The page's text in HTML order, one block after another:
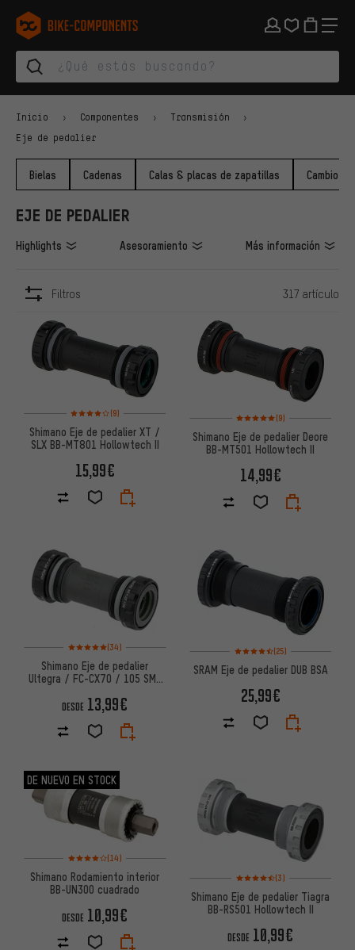
Saltar a la navegación principal
Saltar a la navegación de categorías
Saltar al contenido
Saltar a marcas y al boletín
Saltar al pie de página
bike-components.de Página de inicio
Inicio Componentes Transmisión
Eje de pedalier
Bielas Cadenas Calas & placas de zapatillas Cambio
EJE DE PEDALIER
Highlights Asesoramiento Más información
Filtros 317 artículo
ARTÍCULOS
Valoración media: 4 de 5 basada en 9 reseñas
(9)
Shimano Eje de pedalier XT /
SLX BB-MT801 Hollowtech II
15,99€
Valoración media: 5 de 5
(9)
Shimano Eje de pedalier Deore
BB-MT501 Hollowtech II
14,99€
Valoración media: 5 de 5 basada en 34 reseñas
(34)
Shimano Eje de pedalier
Ultegra / FC-CX70 / 105 SM-
DESDE 13,99€
Valoración media: 4,5 de 5
(25)
SRAM Eje de pedalier DUB BSA
25,99€
DE NUEVO EN STOCK
Valoración media: 4 de 5 basada en 14 reseñas
(14)
Shimano Rodamiento interior
BB-UN300 cuadrado
DESDE 10,99€
Valoración media: 4,5 de 5
(3)
Shimano Eje de pedalier Tiagra
BB-RS501 Hollowtech II
DESDE 10,99€